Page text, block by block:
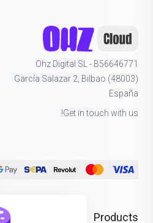
Ohz Digital SL - B56646771
García Salazar 2, Bilbao (48003)
España
Get in touch with us!
Products